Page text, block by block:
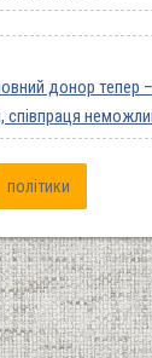
донор тепер
політики